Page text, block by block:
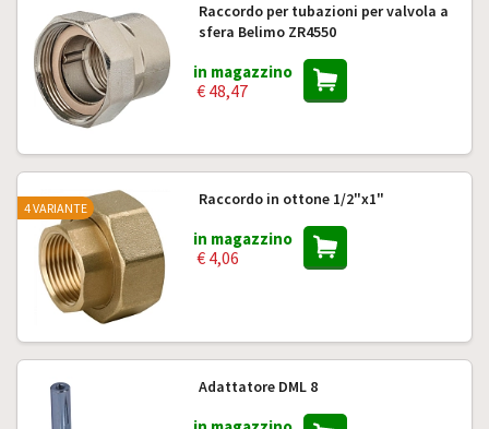
Raccordo per tubazioni per valvola a
sfera Belimo ZR4550
in magazzino
€ 48,47
Raccordo in ottone 1/2"x1"
in magazzino
€ 4,06
4 VARIANTE
Adattatore DML 8